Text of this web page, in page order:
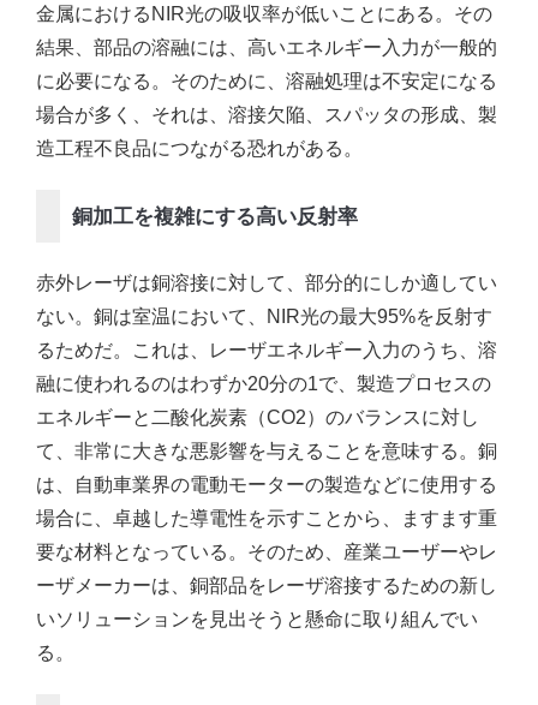
金属におけるNIR光の吸収率が低いことにある。その
結果、部品の溶融には、高いエネルギー入力が一般的
に必要になる。そのために、溶融処理は不安定になる
場合が多く、それは、溶接欠陥、スパッタの形成、製
造工程不良品につながる恐れがある。
銅加工を複雑にする高い反射率
赤外レーザは銅溶接に対して、部分的にしか適してい
ない。銅は室温において、NIR光の最大95%を反射す
るためだ。これは、レーザエネルギー入力のうち、溶
融に使われるのはわずか20分の1で、製造プロセスの
エネルギーと二酸化炭素（CO2）のバランスに対し
て、非常に大きな悪影響を与えることを意味する。銅
は、自動車業界の電動モーターの製造などに使用する
場合に、卓越した導電性を示すことから、ますます重
要な材料となっている。そのため、産業ユーザーやレ
ーザメーカーは、銅部品をレーザ溶接するための新し
いソリューションを見出そうと懸命に取り組んでい
る。